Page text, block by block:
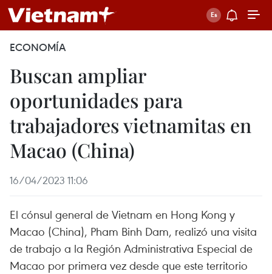
ECONOMÍA
Buscan ampliar
oportunidades para
trabajadores vietnamitas en
Macao (China)
16/04/2023 11:06
El cónsul general de Vietnam en Hong Kong y
Macao (China), Pham Binh Dam, realizó una visita
de trabajo a la Región Administrativa Especial de
Macao por primera vez desde que este territorio